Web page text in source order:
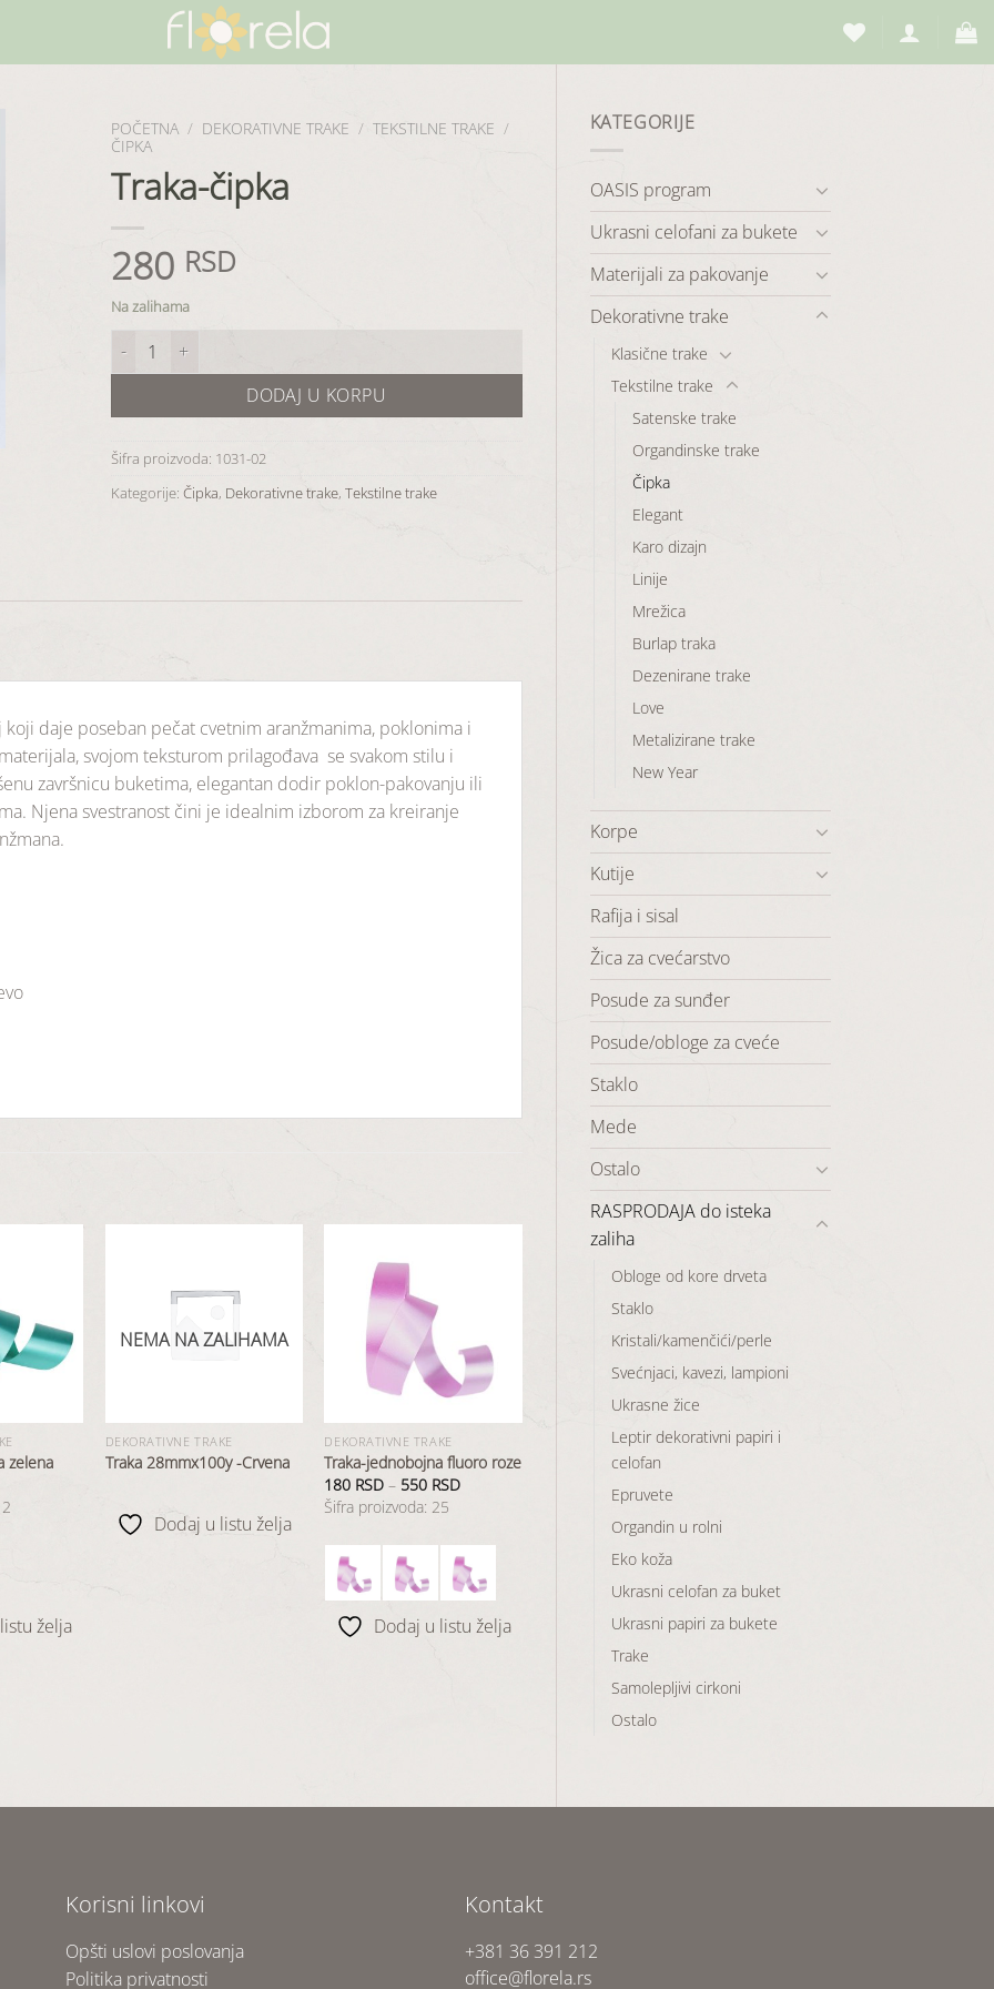
KATEGORIJE
OASIS program
Ukrasni celofani za bukete
Materijali za pakovanje
Dekorativne trake
Klasične trake
Tekstilne trake
Satenske trake
Organdinske trake
Čipka
Elegant
Karo dizajn
Linije
Mrežica
Burlap traka
Dezenirane trake
Love
Metalizirane trake
New Year
Korpe
Kutije
Rafija i sisal
Žica za cvećarstvo
Posude za sunđer
Posude/obloge za cveće
Staklo
Mede
Ostalo
RASPRODAJA do isteka
zaliha
Obloge od kore drveta
Staklo
Kristali/kamenčići/perle
Svećnjaci, kavezi, lampioni
Ukrasne žice
Leptir dekorativni papiri i
celofan
Epruvete
Organdin u rolni
Eko koža
Ukrasni celofan za buket
Ukrasni papiri za bukete
Trake
Samolepljivi cirkoni
Ostalo
POČETNA / DEKORATIVNE TRAKE / TEKSTILNE TRAKE /
ČIPKA
Traka-čipka
280 RSD
Na zalihama
Traka-čipka količina
DODAJ U KORPU
Šifra proizvoda: 1031-02
Kategorije: Čipka, Dekorativne trake, Tekstilne trake
daje poseban pečat cvetnim aranžmanima, poklonima i
svojom teksturom prilagođava se svakom stilu i
završnicu buketima, elegantan dodir poklon-pakovanju ili
Njena svestranost čini je idealnim izborom za kreiranje
Dodaj
u
listu
želja
zelena
želja
u
NEMA NA ZALIHAMA
DEKORATIVNE TRAKE
Traka 28mmx100y -Crvena
Dodaj u listu želja
listu
želja
DEKORATIVNE TRAKE
Traka-jednobojna fluoro roze
180 RSD – 550 RSD
Šifra proizvoda: 25
Dodaj u listu želja
Korisni linkovi
Opšti uslovi poslovanja
Politika privatnosti
Kontakt
+381 36 391 212
office@florela.rs